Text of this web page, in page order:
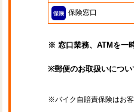
保険窓口
※ 窓口業務、ATMを一
※郵便のお取扱いについ
※バイク自賠責保険はお